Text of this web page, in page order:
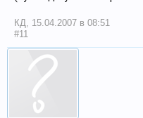
КД, 15.04.2007 в 08:51
#11